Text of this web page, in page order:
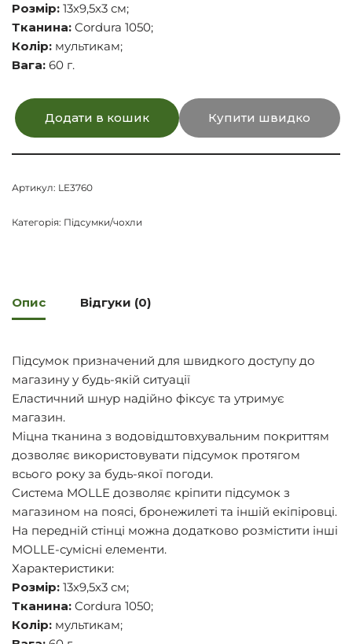
Розмір: 13х9,5х3 см;
Тканина: Cordura 1050;
Колір: мультикам;
Вага: 60 г.
Додати в кошик Купити швидко
Артикул: LE3760
Категорія: Підсумки/чохли
Опис Відгуки (0)
Підсумок призначений для швидкого доступу до
магазину у будь-якій ситуації
Еластичний шнур надійно фіксує та утримує
магазин.
Міцна тканина з водовідштовхувальним покриттям
дозволяє використовувати підсумок протягом
всього року за будь-якої погоди.
Система MOLLE дозволяє кріпити підсумок з
магазином на поясі, бронежилеті та іншій екіпіровці.
На передній стінці можна додатково розмістити інші
MOLLE-сумісні елементи.
Характеристики:
Розмір: 13х9,5х3 см;
Тканина: Cordura 1050;
Колір: мультикам;